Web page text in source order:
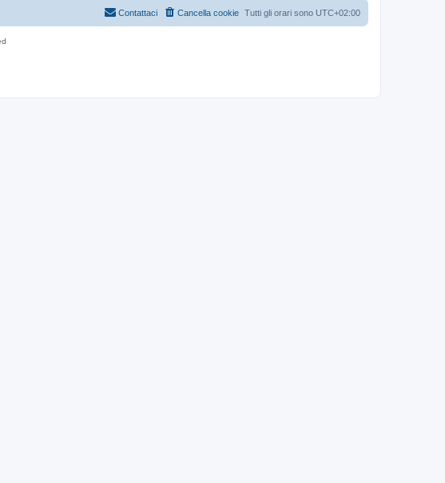
Tutti gli orari sono UTC+02:00
Cancella cookie
Contattaci